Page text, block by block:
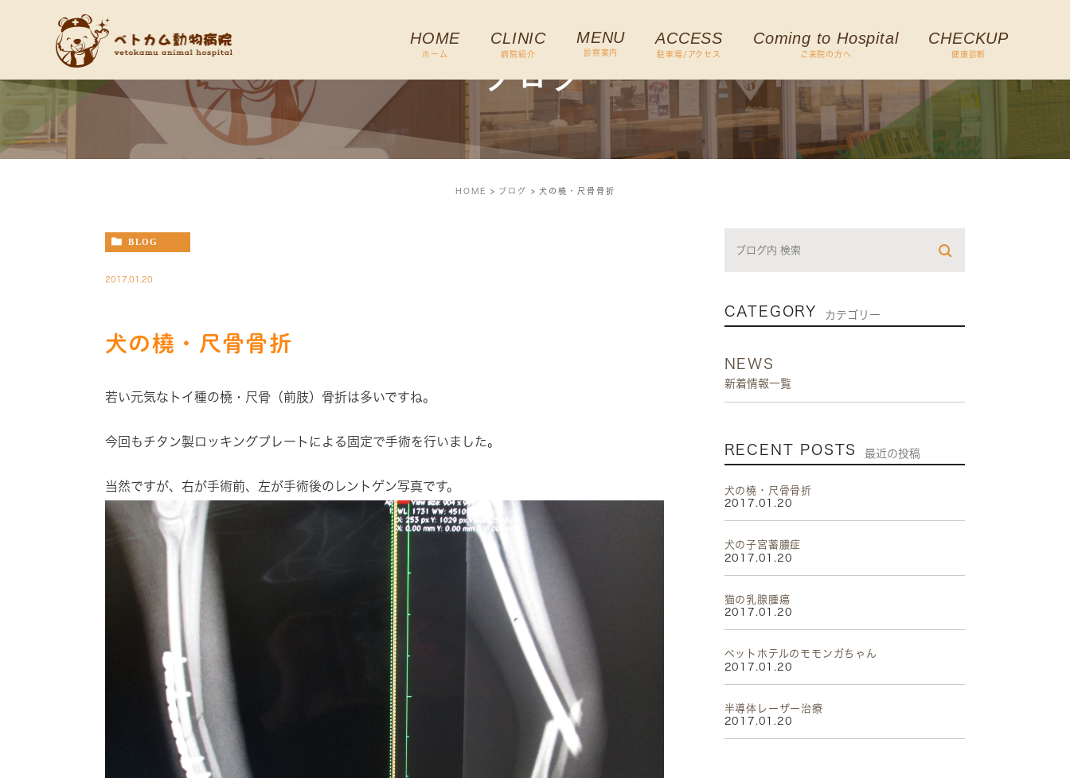
HOME
ホーム
CLINIC
病院紹介
MENU
診察案内
ACCESS
駐車場/アクセス
Coming to Hospital
ご来院の方へ
CHECKUP
健康診断
ブログ
HOME ブログ 犬の橈・尺骨骨折
BLOG
2017.01.20
犬の橈・尺骨骨折
若い元気なトイ種の橈・尺骨（前肢）骨折は多いですね。
今回もチタン製ロッキングプレートによる固定で手術を行いました。
当然ですが、右が手術前、左が手術後のレントゲン写真です。
CATEGORY カテゴリー
NEWS
新着情報一覧
RECENT POSTS 最近の投稿
犬の橈・尺骨骨折
2017.01.20
犬の子宮蓄膿症
2017.01.20
猫の乳腺腫瘍
2017.01.20
ペットホテルのモモンガちゃん
2017.01.20
半導体レーザー治療
2017.01.20